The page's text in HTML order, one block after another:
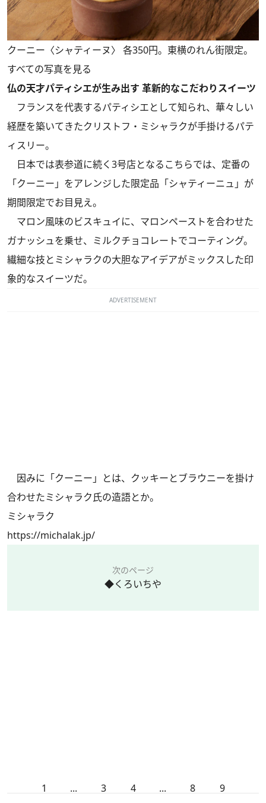
クーニー〈シャティーヌ〉 各350円。東横のれん街限定。
すべての写真を見る
仏の天才パティシエが生み出す 革新的なこだわりスイーツ
フランスを代表するパティシエとして知られ、華々しい
経歴を築いてきたクリストフ・ミシャラクが手掛けるパテ
ィスリー。
日本では表参道に続く3号店となるこちらでは、定番の
「クーニー」をアレンジした限定品「シャティーニュ」が
期間限定でお目見え。
マロン風味のビスキュイに、マロンペーストを合わせた
ガナッシュを乗せ、ミルクチョコレートでコーティング。
繊細な技とミシャラクの大胆なアイデアがミックスした印
象的なスイーツだ。
ADVERTISEMENT
因みに「クーニー」とは、クッキーとブラウニーを掛け
合わせたミシャラク氏の造語とか。
ミシャラク
https://michalak.jp/
次のページ
◆くろいちや
1 ... 3 4 ... 8 9